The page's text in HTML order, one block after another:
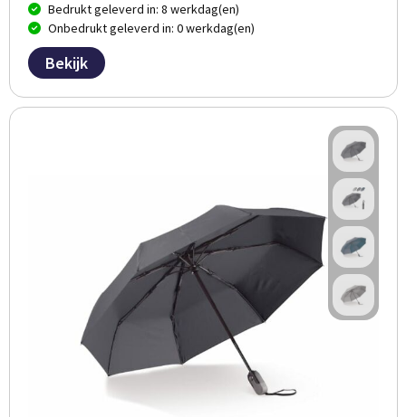
Bedrukt geleverd in: 8 werkdag(en)
Onbedrukt geleverd in: 0 werkdag(en)
Bekijk